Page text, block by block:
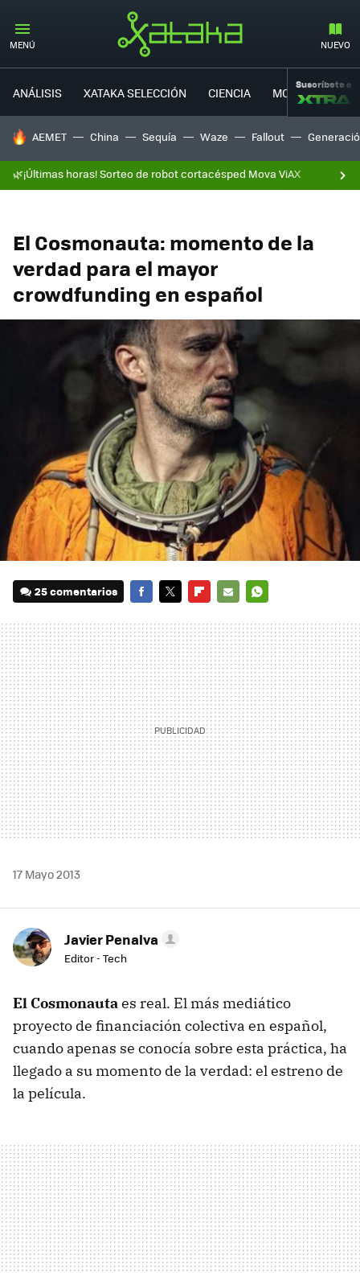
MENÚ NUEVO
ANÁLISIS XATAKA SELECCIÓN CIENCIA MOVILIDAD
Suscríbete a
HOY SE HABLA DE
AEMET China Sequía Waze Fallout
🌿¡Últimas horas! Sorteo de robot cortacésped Mova ViAX
El Cosmonauta: momento de la
verdad para el mayor
crowdfunding en español
25 comentarios
MAIL
17 Mayo 2013
Javier Penalva
Editor - Tech
El Cosmonautaes real. El más mediático
proyecto de financiación colectiva en español,
cuando apenas se conocía sobre esta práctica, ha
llegado a su momento de la verdad: el estreno de
la película.